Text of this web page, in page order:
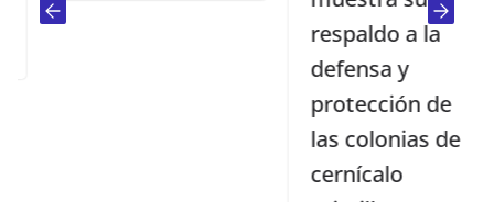
respaldo a la
defensa y
protección de
las colonias de
cernícalo